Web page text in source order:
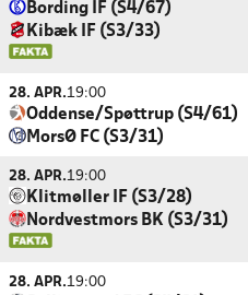
Bording IF (S4/67)
Kibæk IF (S3/33)
28. APR.19:00
Oddense/Spøttrup (S4/61)
MorsØ FC (S3/31)
28. APR.19:00
Klitmøller IF (S3/28)
Nordvestmors BK (S3/31)
28. APR.19:00